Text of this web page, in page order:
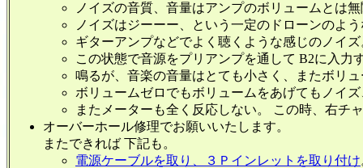
ノイズの音質、音量はアンプのボリュームとは
ノイズはジーーー、という一定のドローンのよ
ギターアンプなどでよく聴くような感じのノイズ
この状態で音源をプリアンプを通して B2に入
鳴るが、音楽の音量はとても小さく、またボリ
ボリュームゼロでもボリュームをあげてもノイ
またメーターも全く反応しない。 この時、右チ
オーバーホール修理でお願いいたします。
またできれば 下記も。
電源ケーブルを取り、３Ｐインレットを取り付け